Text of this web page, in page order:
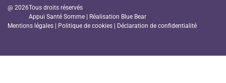
@ 2026Tous droits réservés
Appui Santé Somme | Réalisation Blue Bear
Mentions légales
Politique de cookies Déclaration de confidentialité